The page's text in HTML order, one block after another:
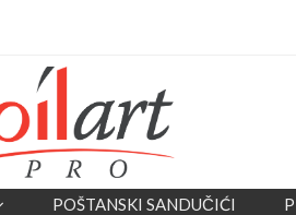
POŠTANSKI SANDUČIĆI